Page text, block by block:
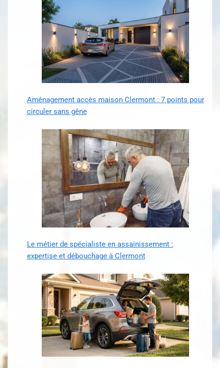
Aménagement accès maison Clermont : 7 points pour
circuler sans gêne
Le métier de spécialiste en assainissement :
expertise et débouchage à Clermont